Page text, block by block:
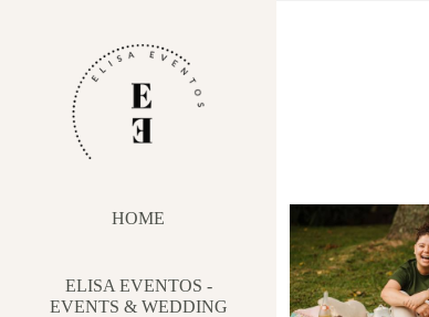
HOME
ELISA EVENTOS -
EVENTS & WEDDING